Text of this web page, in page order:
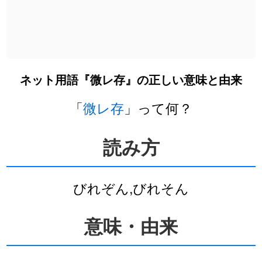
ネット用語『微レ存』の正しい意味と由来
「微レ存 」って何？
読み方
びれぞん,びれそん
意味・由来